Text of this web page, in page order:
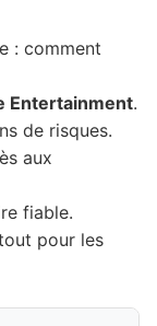
: comment
Entertainment.
de risques.
aux
fiable.
pour les